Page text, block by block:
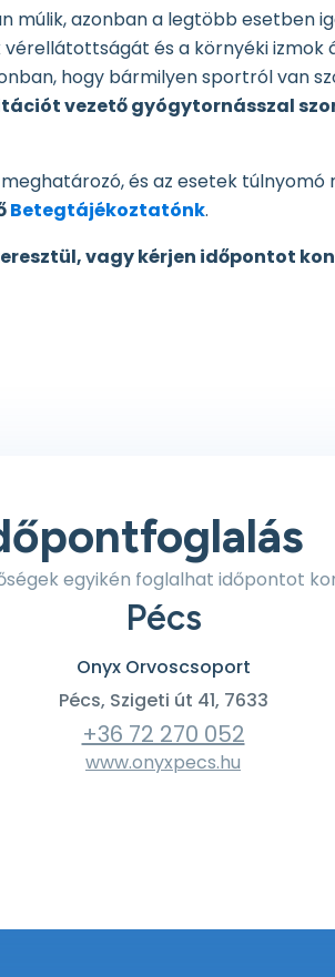
múlik, azonban a legtöbb esetben
vérellátottságát és a környéki
hogy bármilyen sportról van
vezető gyógytornásszal
és az esetek túlnyomó
Betegtájékoztatónk.
vagy kérjen időpontot
egyikén foglalhat időpontot
Pécs
Onyx Orvoscsoport
Pécs, Szigeti út 41, 7633
+36 72 270 052
www.onyxpecs.hu